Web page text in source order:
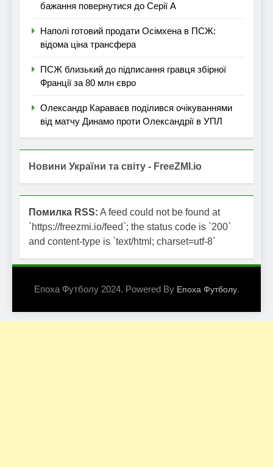
бажання повернутися до Серії А
Наполі готовий продати Осімхена в ПСЖ:
відома ціна трансфера
ПСЖ близький до підписання гравця збірної
Франції за 80 млн євро
Олександр Караваєв поділився очікуваннями
від матчу Динамо проти Олександрії в УПЛ
Новини України та світу - FreeZMI.io
Помилка RSS: A feed could not be found at
`https://freezmi.io/feed`; the status code is `200`
and content-type is `text/html; charset=utf-8`
Епоха Футболу 2024. Powered By Епоха Футболу.